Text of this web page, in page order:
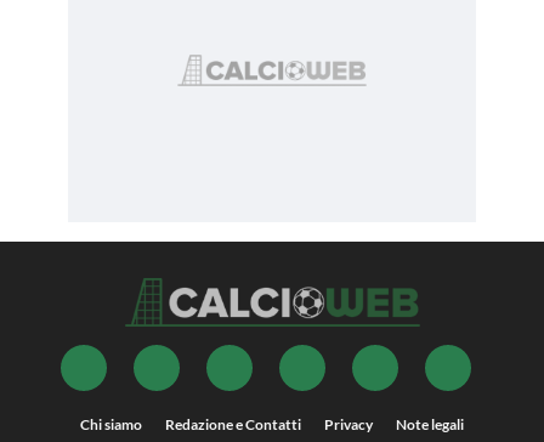
Chi siamo Redazione e Contatti Privacy Note legali